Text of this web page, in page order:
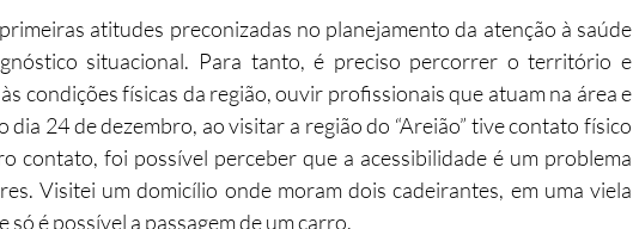
atitudes preconizadas no planejamento da atenção à saúde
situacional. Para tanto, é preciso percorrer o território e
condições físicas da região, ouvir profissionais que atuam na área e
24 de dezembro, ao visitar a região do “Areião” tive contato físico
contato, foi possível perceber que a acessibilidade é um problema
Visitei um domicílio onde moram dois cadeirantes, em uma viela
é possível a passagem de um carro.